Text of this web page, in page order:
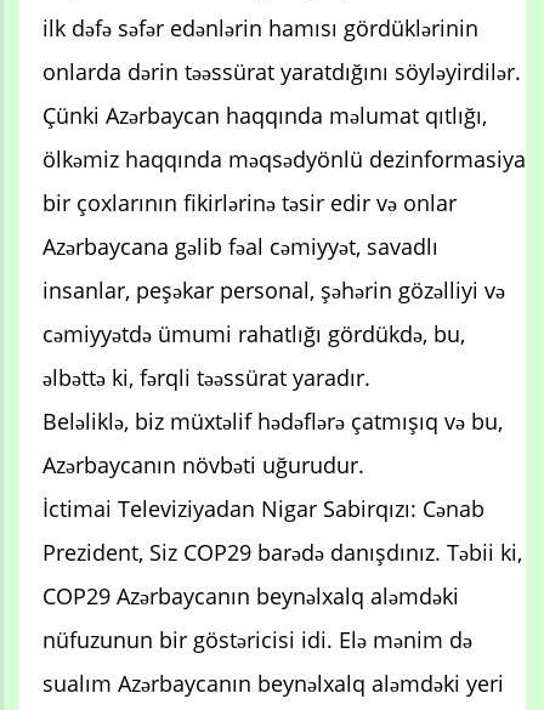
ilk dəfə səfər edənlərin hamısı gördüklərinin
onlarda dərin təəssürat yaratdığını söyləyirdilər.
Çünki Azərbaycan haqqında məlumat qıtlığı,
ölkəmiz haqqında məqsədyönlü dezinformasiya
bir çoxlarının fikirlərinə təsir edir və onlar
Azərbaycana gəlib fəal cəmiyyət, savadlı
insanlar, peşəkar personal, şəhərin gözəlliyi və
cəmiyyətdə ümumi rahatlığı gördükdə, bu,
əlbəttə ki, fərqli təəssürat yaradır.
Beləliklə, biz müxtəlif hədəflərə çatmışıq və bu,
Azərbaycanın növbəti uğurudur.
İctimai Televiziyadan Nigar Sabirqızı: Cənab
Prezident, Siz COP29 barədə danışdınız. Təbii ki,
COP29 Azərbaycanın beynəlxalq aləmdəki
nüfuzunun bir göstəricisi idi. Elə mənim də
sualım Azərbaycanın beynəlxalq aləmdəki yeri